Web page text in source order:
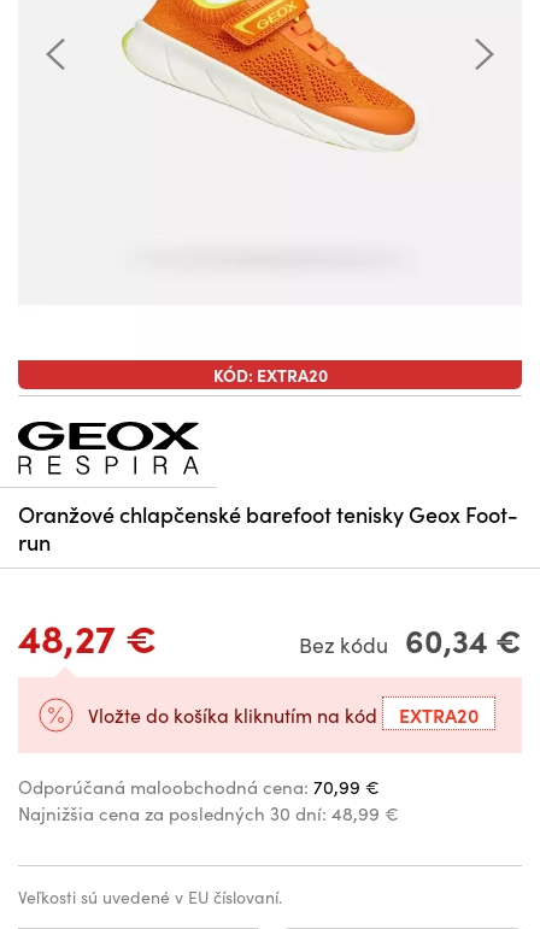
KÓD: EXTRA20
Oranžové chlapčenské barefoot tenisky Geox Foot-
run
48,27 € Bez kódu 60,34 €
Vložte do košíka kliknutím na kód EXTRA20
Odporúčaná maloobchodná cena: 70,99 €
Najnižšia cena za posledných 30 dní: 48,99 €
Veľkosti sú uvedené v EU číslovaní.